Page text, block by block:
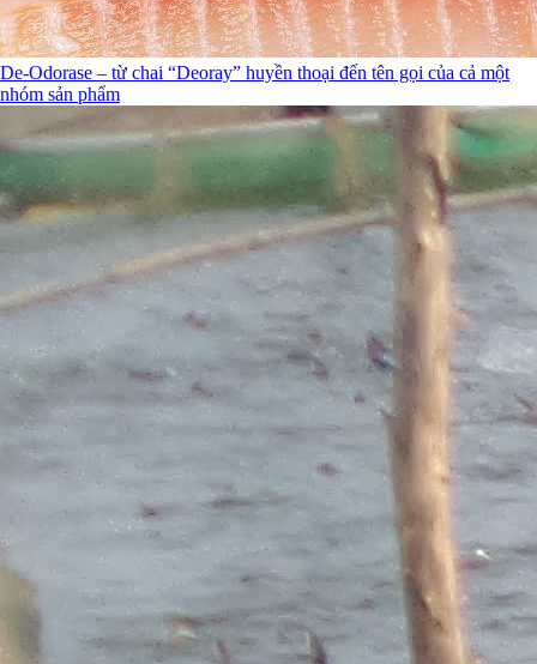
De-Odorase – từ chai “Deoray” huyền thoại đến tên gọi của cả một
nhóm sản phẩm